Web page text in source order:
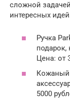
сложной
интересных
Ручка
подарок,
Цена: от
Кожаный
5000